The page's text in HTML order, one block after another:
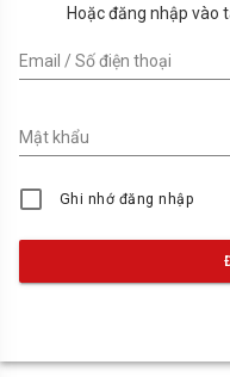
Hoặc đăng nhập vào
Email / Số điện thoại
Mật khẩu
Ghi nhớ đăng nhập